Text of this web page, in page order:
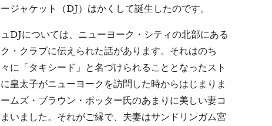
ジャケット（DJ）はかくして誕生したのです。
DJについては、ニューヨーク・シティの北部にある
・クラブに伝えられた話があります。それはのち
に「タキシード」と名づけられることとなったスト
皇太子がニューヨークを訪問した時からはじまりま
ムズ・ブラウン・ポッター氏のあまりに美しい妻コ
いました。それがご縁で、夫妻はサンドリンガム宮